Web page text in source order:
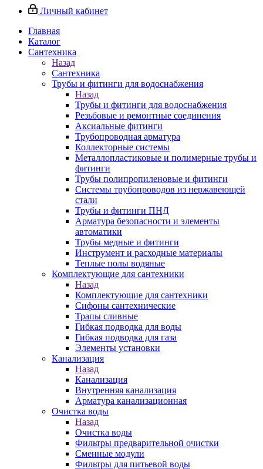
Личный кабинет
Главная
Каталог
Сантехника
Назад
Сантехника
Трубы и фитинги для водоснабжения
Назад
Трубы и фитинги для водоснабжения
Резьбовые и ремонтные соединения
Аксиальные фитинги
Трубопроводная арматура
Коллекторные системы
Металлопластиковые и полимерные трубы и
фитинги
Трубы полипропиленовые и фитинги
Системы трубопроводов из нержавеющей
стали
Трубы и фитинги ПНД
Арматура безопасности и элементы
автоматики
Трубы медные и фитинги
Инструмент и расходные материалы
Теплые полы водяные
Комплектующие для сантехники
Назад
Комплектующие для сантехники
Сифоны сантехнические
Трапы сливные
Гибкая подводка для воды
Гибкая подводка для газа
Элементы установки
Канализация
Назад
Канализация
Внутренняя канализация
Арматура канализационная
Очистка воды
Назад
Очистка воды
Фильтры предварительной очистки
Сменные модули
Фильтры для питьевой воды